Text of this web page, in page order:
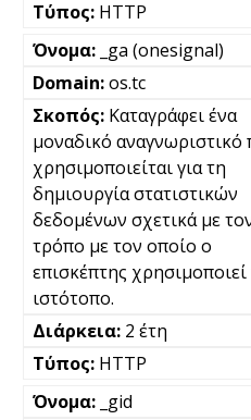
HTTP
_ga (onesignal)
os.tc
Καταγράφει ένα
μοναδικό αναγνωριστικό
χρησιμοποιείται για τη
δημιουργία στατιστικών
δεδομένων σχετικά με
τρόπο με τον οποίο ο
επισκέπτης χρησιμοποιεί
ιστότοπο.
2 έτη
HTTP
_gid